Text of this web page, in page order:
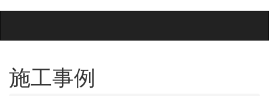
施工事例